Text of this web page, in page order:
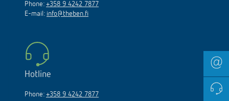
Phone: +358 9 4242 7877
E-mail: info@theben.fi
Hotline
Phone: +358 9 4242 7877